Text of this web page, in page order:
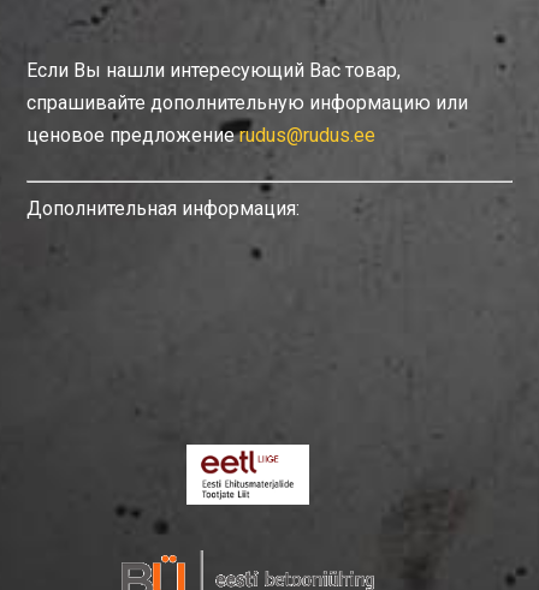
Если Вы нашли интересующий Вас товар,
спрашивайте дополнительную информацию или
ценовое предложениеrudus@rudus.ee
Дополнительная информация: